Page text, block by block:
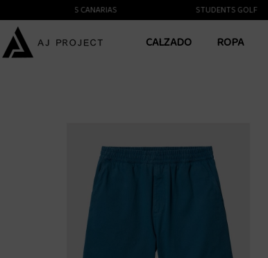
A LAS ISLAS CANARIAS STUDENTS GOLF
CALZADO ROPA